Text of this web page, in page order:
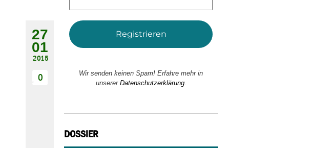
27
01
2015
0
*
Wir senden keinen Spam! Erfahre mehr in
unserer Datenschutzerklärung.
DOSSIER